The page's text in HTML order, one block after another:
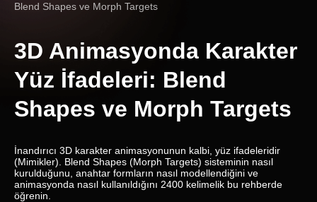
Blend Shapes ve Morph Targets
3D Animasyonda Karakter
Yüz İfadeleri: Blend
Shapes ve Morph Targets
İnandırıcı 3D karakter animasyonunun kalbi, yüz ifadeleridir
(Mimikler). Blend Shapes (Morph Targets) sisteminin nasıl
kurulduğunu, anahtar formların nasıl modellendiğini ve
animasyonda nasıl kullanıldığını 2400 kelimelik bu rehberde
öğrenin.